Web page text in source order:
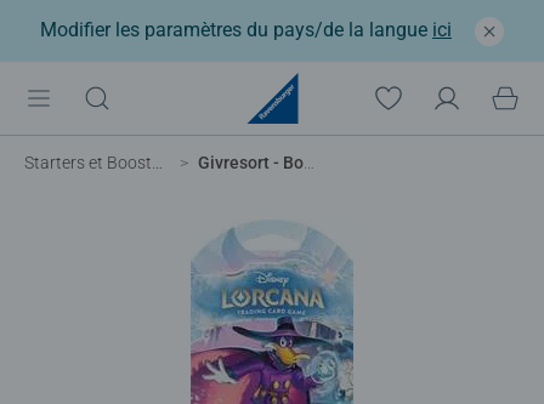
Modifier les paramètres du pays/de la langue ici
Starters et Boosters Givresort - Booster aléatoire